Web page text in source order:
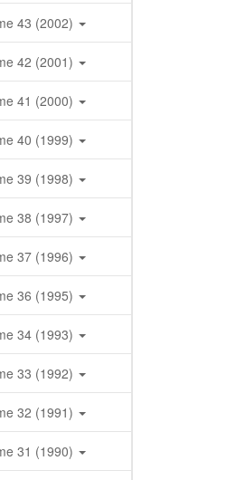
43 (2002)
42 (2001)
41 (2000)
40 (1999)
39 (1998)
38 (1997)
37 (1996)
36 (1995)
34 (1993)
33 (1992)
32 (1991)
31 (1990)